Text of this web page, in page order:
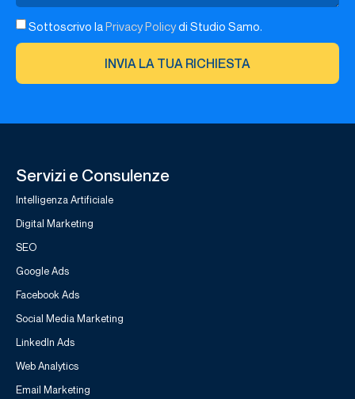
Sottoscrivo laPrivacy Policydi Studio Samo.
INVIA LA TUA RICHIESTA
Servizi e Consulenze
Intelligenza Artificiale
Digital Marketing
SEO
Google Ads
Facebook Ads
Social Media Marketing
LinkedIn Ads
Web Analytics
Email Marketing